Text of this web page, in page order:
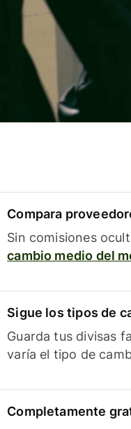
Compara
Sin comisiones
cambio medio del
Sigue los tipos de
Guarda tus divisas
varía el tipo de
Completamente